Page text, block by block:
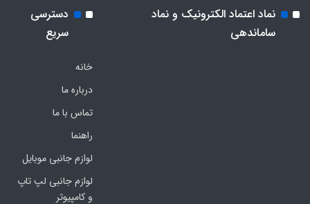
نماد اعتماد الکترونیک و نماد
ساماندهی
دسترسی
سریع
خانه
درباره ما
تماس با ما
راهنما
لوازم جانبی موبایل
لوازم جانبی لپ تاپ
و کامپیوتر